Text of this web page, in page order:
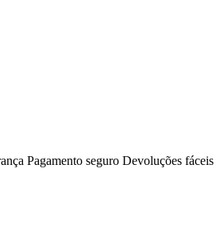
Pagamento seguro Devoluções fáceis